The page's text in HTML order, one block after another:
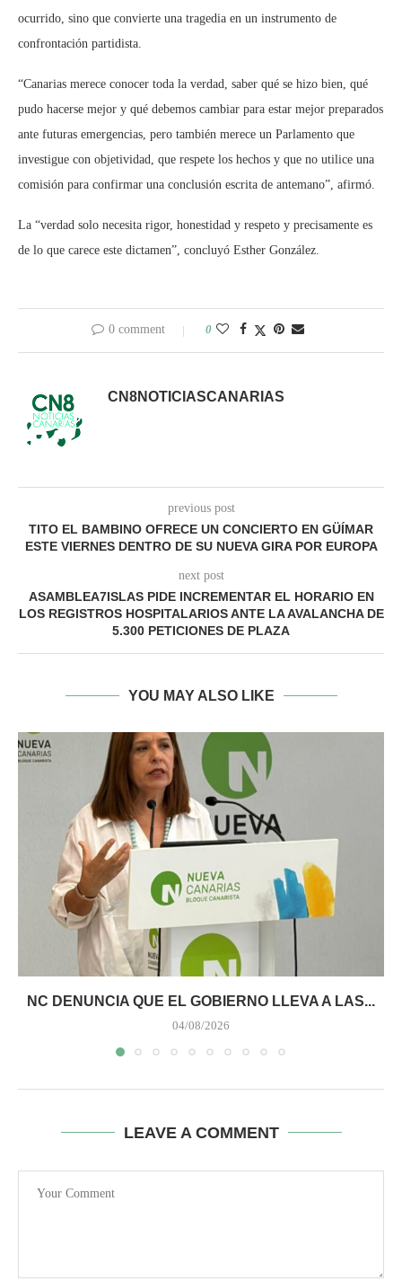
ocurrido, sino que convierte una tragedia en un instrumento de
confrontación partidista.
“Canarias merece conocer toda la verdad, saber qué se hizo bien, qué
pudo hacerse mejor y qué debemos cambiar para estar mejor preparados
ante futuras emergencias, pero también merece un Parlamento que
investigue con objetividad, que respete los hechos y que no utilice una
comisión para confirmar una conclusión escrita de antemano”, afirmó.
La “verdad solo necesita rigor, honestidad y respeto y precisamente es
de lo que carece este dictamen”, concluyó Esther González.
0 comment 0
CN8NOTICIASCANARIAS
previous post
TITO EL BAMBINO OFRECE UN CONCIERTO EN GÜÍMAR
ESTE VIERNES DENTRO DE SU NUEVA GIRA POR EUROPA
next post
ASAMBLEA7ISLAS PIDE INCREMENTAR EL HORARIO EN
LOS REGISTROS HOSPITALARIOS ANTE LA AVALANCHA DE
5.300 PETICIONES DE PLAZA
YOU MAY ALSO LIKE
NC DENUNCIA QUE EL GOBIERNO LLEVA A LAS...
04/08/2026
LEAVE A COMMENT